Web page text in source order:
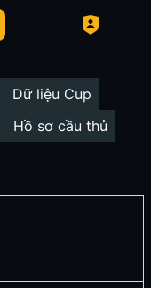
Dữ liệu Cup
Hồ sơ cầu thủ